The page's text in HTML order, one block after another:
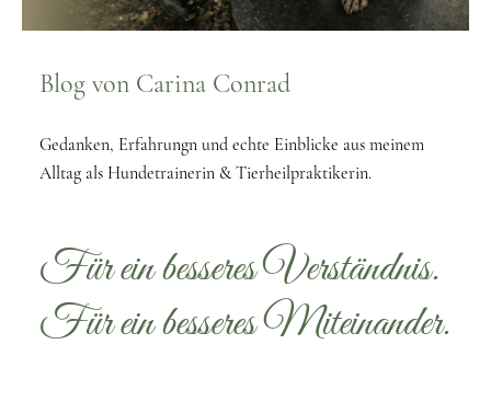
Blog von Carina Conrad
Gedanken, Erfahrungn und echte Einblicke aus meinem
Alltag als Hundetrainerin & Tierheilpraktikerin.
Für ein besseres Verständnis.
Für ein besseres Miteinander.